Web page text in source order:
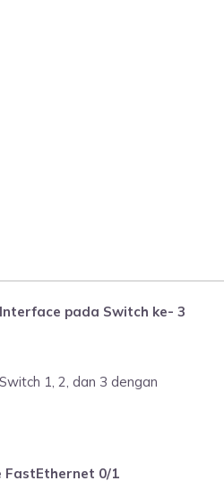
pada Switch ke- 3
1, 2, dan 3 dengan
FastEthernet 0/1